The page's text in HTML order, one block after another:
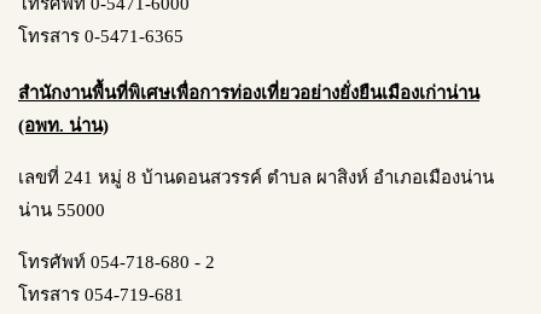
โทรสาร 0-5471-6365
สำนักงานพื้นที่พิเศษเพื่อการท่องเที่ยวอย่างยั่งยืนเมืองเก่าน่าน
(อพท. น่าน)
เลขที่ 241 หมู่ 8 บ้านดอนสวรรค์ ตำบล ผาสิงห์ อำเภอเมืองน่าน
น่าน 55000
โทรศัพท์ 054-718-680 - 2
โทรสาร 054-719-681